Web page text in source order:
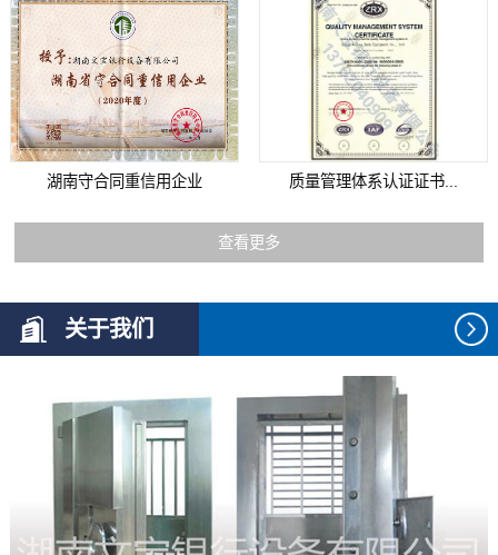
湖南守合同重信用企业 质量管理体系认证证书...
查看更多
关于我们